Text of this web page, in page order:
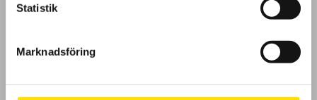
Statistik
Marknadsföring